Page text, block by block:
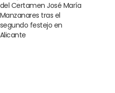
del Certamen José María
Manzanares tras el
segundo festejo en
Alicante